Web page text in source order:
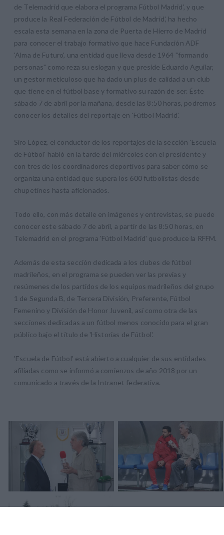
de Telemadrid que elabora el programa Fútbol Madrid', y que
produce la Real Federación de Fútbol de Madrid', ha hecho
escala esta semana en la zona de Puerta de Hierro de Madrid
para conocer el trabajo formativo que hace Fundación ADF
'Alma de Futuro', una entidad que lleva desde 1964 "formando
personas" como reza su eslogan y que preside Eduardo Aguilar,
un gestor meticuloso que ha dado un plus de calidad a un club
que tiene en el fútbol base y formativo su razón de ser. Éste
sábado 7 de abril por la mañana, desde las 8:50 horas, podremos
conocer los detalles del reportaje en 'Fútbol Madrid'.
Siro López, el conductor de los reportajes de la sección 'Escuela
de Fútbol' habló en la tarde del miércoles con el presidente y
con tres de los coordinadores deportivos para saber cómo se
organiza una entidad que supera los 600 futbolistas desde
chupetines hasta aficionados.
Todo ello, con más detalle en imágenes y entrevistas, se puede
conocer este sábado 7 de abril, a partir de las 8:50 horas, en
Telemadrid en el programa 'Fútbol Madrid' que produce la RFFM.
Además de esta sección dedicada a los clubes de fútbol
madrileños, en el programa se pueden ver las previas y
resúmenes de los partidos de los equipos madrileños del grupo
1 de Segunda B, de Tercera División, Preferente, Fútbol
Femenino y División de Honor Juvenil, así como otra de las
secciones dedicadas a un fútbol menos conocido para el gran
público bajo el título de 'Historias de Fútbol'.
'Escuela de Fútbol' está abierto a cualquier de sus entidades
afiliadas como se informó a comienzos de año 2018 por un
comunicado a través de la Intranet federativa.